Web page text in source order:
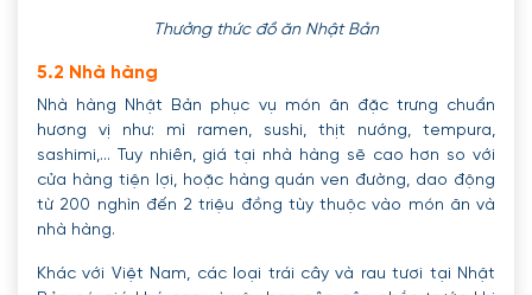
Thưởng thức đồ ăn Nhật Bản
5.2 Nhà hàng
Nhà hàng Nhật Bản phục vụ món ăn đặc trưng chuẩn
hương vị như: mì ramen, sushi, thịt nướng, tempura,
sashimi,... Tuy nhiên, giá tại nhà hàng sẽ cao hơn so với
cửa hàng tiện lợi, hoặc hàng quán ven đường, dao động
từ 200 nghìn đến 2 triệu đồng tùy thuộc vào món ăn và
nhà hàng.
Khác với Việt Nam, các loại trái cây và rau tươi tại Nhật